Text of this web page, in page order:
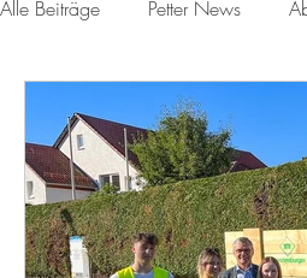
Alle Beiträge Petter News